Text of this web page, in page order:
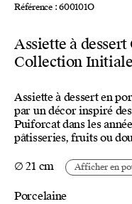
Référence : 600101O
Assiette à dessert
Collection
Assiette à dessert en
par un décor inspiré
Puiforcat dans les
pâtisseries, fruits ou
∅ 21 cm Afficher en
Porcelaine